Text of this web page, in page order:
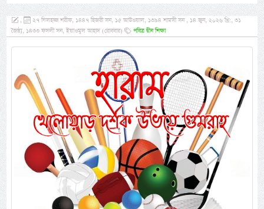
,
২৭ যিলহজ্জ শরীফ, ১৪৪৭ হিজরী সন, ১৫ আউওয়াল, ১৩৯৪ শামসী সন , ১৪ জুন, ২০২৬ খ্রি:, ৩১
জৈষ্ঠ্য, ১৪৩৩ ফসলী সন, ইয়াওমুল আহাদ (রোববার)
পবিত্র দ্বীন শিক্ষা